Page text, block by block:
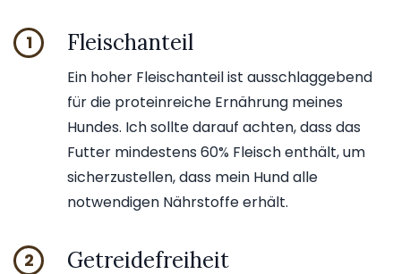
1 Fleischanteil
Ein hoher Fleischanteil ist ausschlaggebend
für die proteinreiche Ernährung meines
Hundes. Ich sollte darauf achten, dass das
Futter mindestens 60% Fleisch enthält, um
sicherzustellen, dass mein Hund alle
notwendigen Nährstoffe erhält.
2 Getreidefreiheit